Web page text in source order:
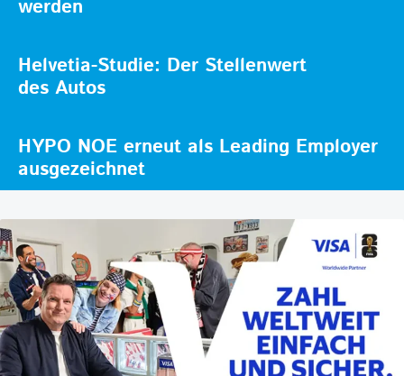
werden
Helvetia-Studie: Der Stellenwert
des Autos
HYPO NOE erneut als Leading Employer
ausgezeichnet